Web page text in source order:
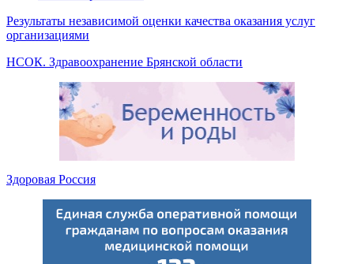
Результаты независимой оценки качества оказания услуг
организациями
НСОК. Здравоохранение Брянской области
Здоровая Россия